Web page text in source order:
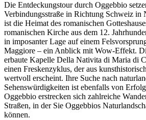
Die Entdeckungstour durch Oggebbio
Verbindungsstraße in Richtung Schweiz
ist die Heimat des romanischen
romanischen Kirche aus dem 12.
in imposanter Lage auf einem
Maggiore – ein Anblick mit Wow-Effekt.
erbaute Kapelle Della Nativita di Maria di
einen Freskenzyklus, der aus
wertvoll erscheint. Ihre Suche nach
Sehenswürdigkeiten ist ebenfalls von
Oggebbio erstrecken sich zahlreiche
Straßen, in der Sie Oggebbios
können.